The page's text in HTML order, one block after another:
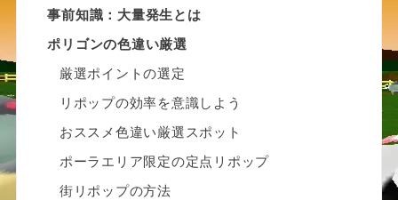
事前知識：大量発生とは
ポリゴンの色違い厳選
厳選ポイントの選定
リポップの効率を意識しよう
おススメ色違い厳選スポット
ポーラエリア限定の定点リポップ
街リポップの方法